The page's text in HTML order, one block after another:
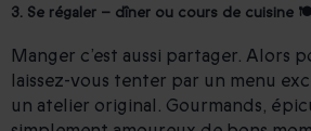
3. Se régaler – dîner ou cours de cuisine
Manger c’est aussi partager. Alors
laissez-vous tenter par un menu
un atelier original. Gourmands,